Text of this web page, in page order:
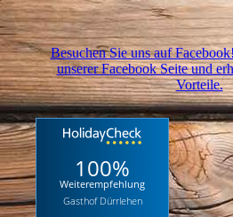
Besuchen Sie uns auf
unserer Facebook Seite und
Vorteile.